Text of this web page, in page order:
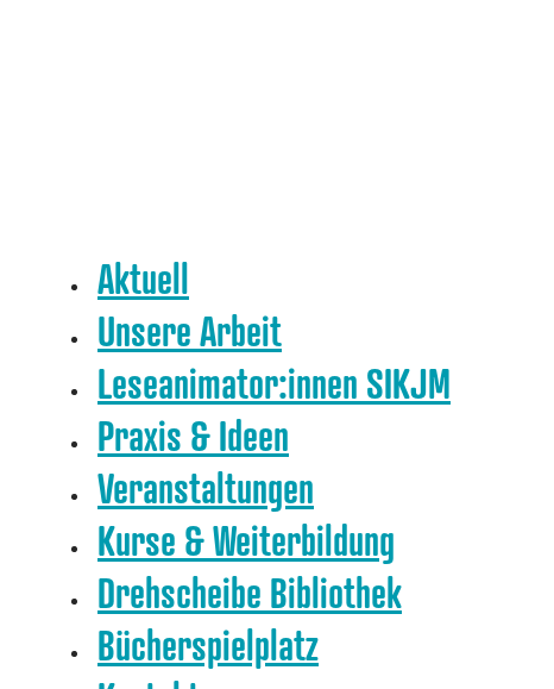
Aktuell
Unsere Arbeit
Leseanimator:innen SIKJM
Praxis & Ideen
Veranstaltungen
Kurse & Weiterbildung
Drehscheibe Bibliothek
Bücherspielplatz